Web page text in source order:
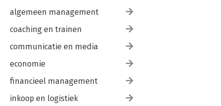
algemeen management
coaching en trainen
communicatie en media
economie
financieel management
inkoop en logistiek